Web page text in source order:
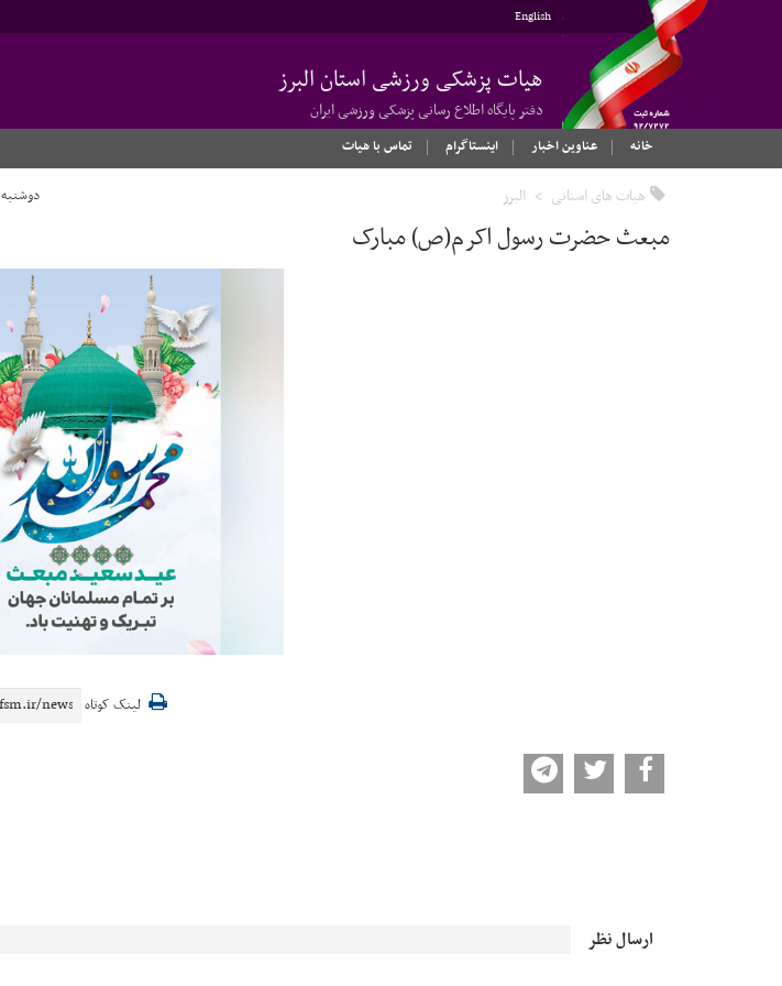
English
هیات پزشکی ورزشی استان البرز
دفتر پایگاه اطلاع رسانی پزشکی ورزشی ایران
خانه
عناوین اخبار اینستاگرام تماس با هیات
هیات های استانی البرز دوشنبه ۸ بهمن ۱۴۰۳ - ۱۱:۱۰
مبعث حضرت رسول اکرم(ص) مبارک
لینک کوتاه
ارسال نظر